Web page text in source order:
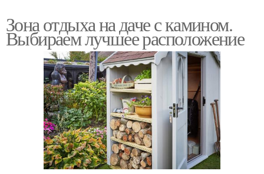
Зона отдыха на даче с камином.
Выбираем лучшее расположение